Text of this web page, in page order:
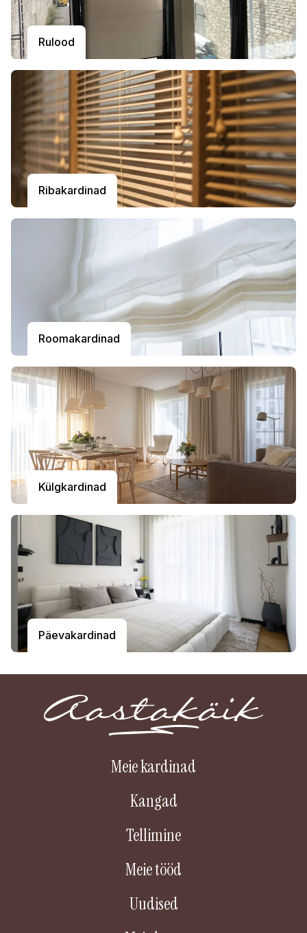
Rulood
Ribakardinad
Roomakardinad
Külgkardinad
Päevakardinad
Meie kardinad
Kangad
Tellimine
Meie tööd
Uudised